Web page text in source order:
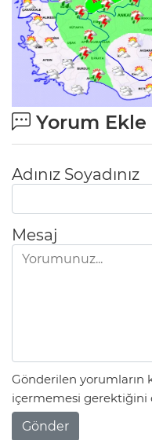
Yorum Ekle
Adınız Soyadınız
Mesaj
Gönderilen yorumların
içermemesi gerektiğini
Gönder